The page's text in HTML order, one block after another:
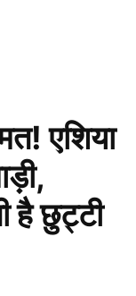
एशिया
है छुट्टी